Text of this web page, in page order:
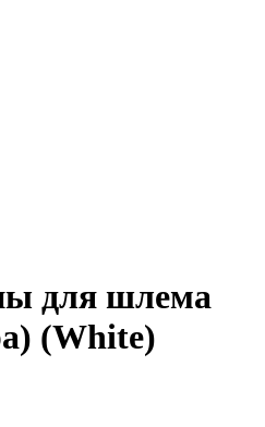
для шлема
(White)